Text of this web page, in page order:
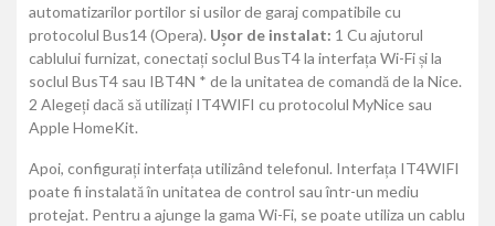
automatizarilor portilor si usilor de garaj compatibile cu
protocolul Bus14 (Opera). Ușor de instalat: 1 Cu ajutorul
cablului furnizat, conectați soclul BusT4 la interfața Wi-Fi și la
soclul BusT4 sau IBT4N * de la unitatea de comandă de la Nice.
2 Alegeți dacă să utilizați IT4WIFI cu protocolul MyNice sau
Apple HomeKit.
Apoi, configurați interfața utilizând telefonul. Interfața IT4WIFI
poate fi instalată în unitatea de control sau într-un mediu
protejat. Pentru a ajunge la gama Wi-Fi, se poate utiliza un cablu